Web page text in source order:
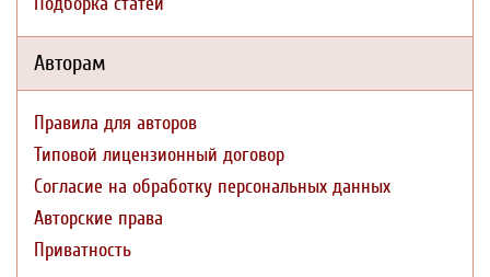
Авторам
Правила для авторов
Типовой лицензионный договор
Согласие на обработку персональных данных
Авторские права
Приватность